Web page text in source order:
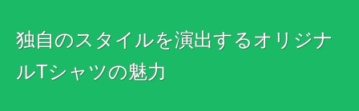
独自のスタイルを演出するオリジナ
ルTシャツの魅力